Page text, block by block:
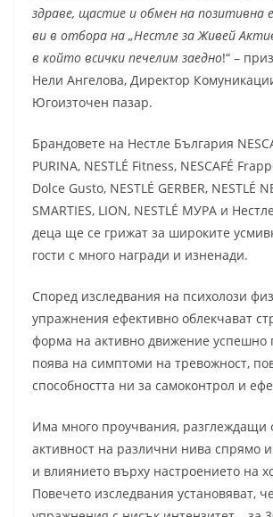
здраве, щастие и обмен на позитивна
ви в отбора на „Нестле за Живей
в който всички печелим заедно!“ –
Нели Ангелова, Директор
Югоизточен пазар.
Брандовете на Нестле България
PURINA, NESTLÉ Fitness, NESCAFÉ
Dolce Gusto, NESTLÉ GERBER, NESTLÉ
SMARTIES, LION, NESTLÉ МУРА и
деца ще се грижат за широките
гости с много награди и изненади.
Според изследвания на психолози
упражнения ефективно облекчават
форма на активно движение успешно
поява на симптоми на тревожност,
способността ни за самоконтрол и
Има много проучвания, разглеждащи
активност на различни нива спрямо
и влиянието върху настроението на
Повечето изследвания установяват,